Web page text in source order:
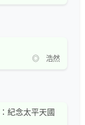
◎ 浩然
紀念太平天國